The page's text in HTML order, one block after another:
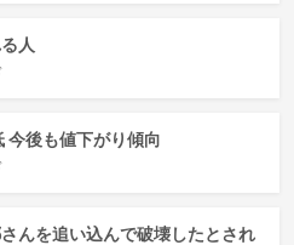
人
今後も値下がり傾向
んを追い込んで破壊したとされ